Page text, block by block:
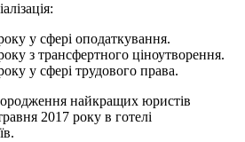
у сфері оподаткування.
з трансфертного ціноутворення.
у сфері трудового права.
найкращих юристів
2017 року в готелі